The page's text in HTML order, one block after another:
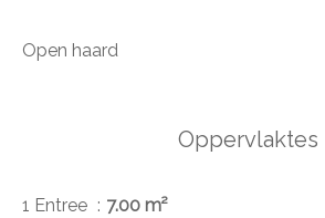
Open haard
Oppervlaktes
1 Entree 7.00 m²